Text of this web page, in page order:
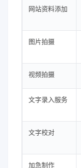
网站资料添加
图片拍摄
视频拍摄
文字录入服务
文字校对
加急制作